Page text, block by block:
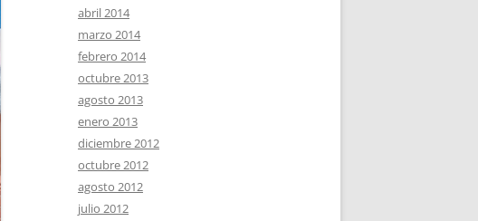
abril 2014
marzo 2014
febrero 2014
octubre 2013
agosto 2013
enero 2013
diciembre 2012
octubre 2012
agosto 2012
julio 2012